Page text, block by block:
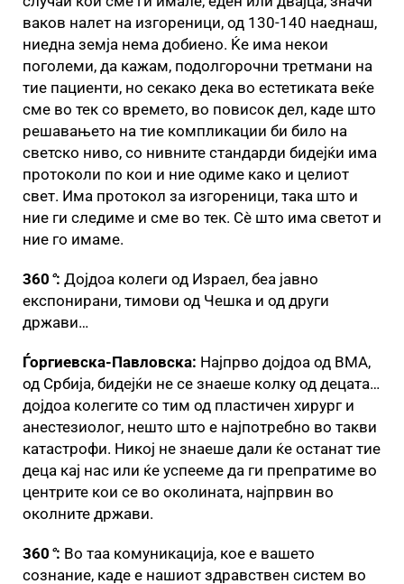
ваков налет на изгореници, од 130-140 наеднаш,
ниедна земја нема добиено. Ќе има некои
поголеми, да кажам, подолгорочни третмани на
тие пациенти, но секако дека во естетиката веќе
сме во тек со времето, во повисок дел, каде што
решавањето на тие компликации би било на
светско ниво, со нивните стандарди бидејќи има
протоколи по кои и ние одиме како и целиот
свет. Има протокол за изгореници, така што и
ние ги следиме и сме во тек. Сè што има светот и
ние го имаме.
360 °: Дојдоа колеги од Израел, беа јавно
експонирани, тимови од Чешка и од други
држави…
Ѓоргиевска-Павловска: Најпрво дојдоа од ВМА,
од Србија, бидејќи не се знаеше колку од децата…
дојдоа колегите со тим од пластичен хирург и
анестезиолог, нешто што е најпотребно во такви
катастрофи. Никој не знаеше дали ќе останат тие
деца кај нас или ќе успееме да ги препратиме во
центрите кои се во околината, најпрвин во
околните држави.
360 °: Во таа комуникација, кое е вашето
сознание, каде е нашиот здравствен систем во